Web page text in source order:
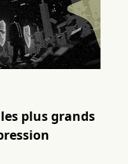
plus grands